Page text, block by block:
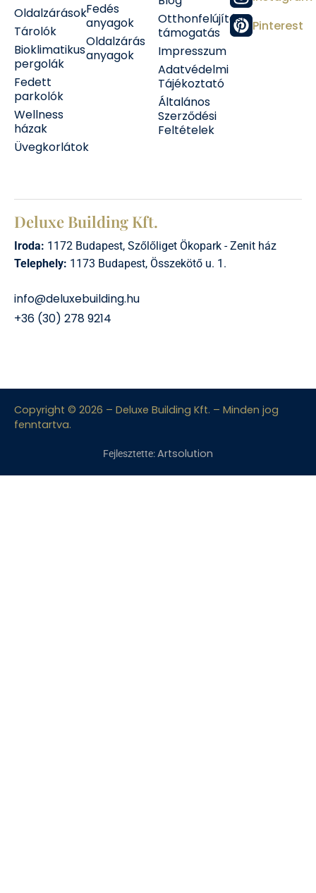
Oldalzárások
Tárolók
Bioklimatikus
pergolák
Fedett
parkolók
Wellness
házak
Üvegkorlátok
Fedés
anyagok
Oldalzárás
anyagok
Otthonfelújítási
támogatás
Impresszum
Adatvédelmi
Tájékoztató
Általános
Szerződési
Feltételek
Pinterest
Deluxe Building Kft.
Iroda: 1172 Budapest, Szőlőliget Ökopark - Zenit ház
Telephely: 1173 Budapest, Összekötő u. 1.
info@deluxebuilding.hu
+36 (30) 278 9214
Copyright © 2026 – Deluxe Building Kft. – Minden jog
fenntartva.
Fejlesztette:Artsolution